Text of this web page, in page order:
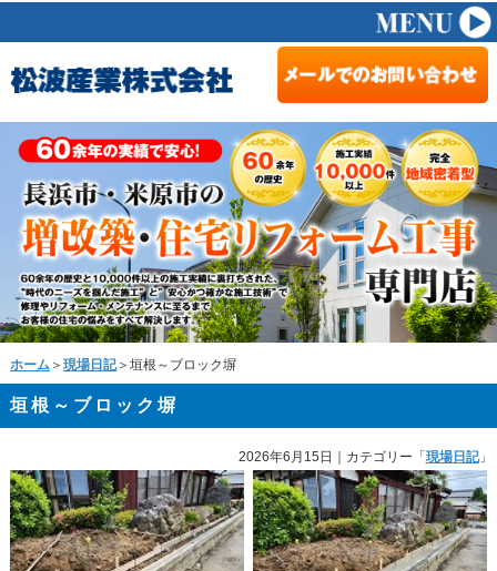
ホーム ＞ 現場日記＞垣根～ブロック塀
垣根～ブロック塀
2026年6月15日 ｜カテゴリー「 現場日記」